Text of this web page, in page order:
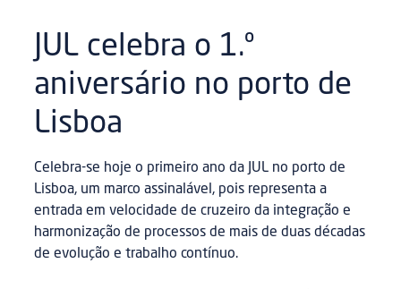
JUL celebra o 1.º
aniversário no porto de
Lisboa
Celebra-se hoje o primeiro ano da JUL no porto de
Lisboa, um marco assinalável, pois representa a
entrada em velocidade de cruzeiro da integração e
harmonização de processos de mais de duas décadas
de evolução e trabalho contínuo.